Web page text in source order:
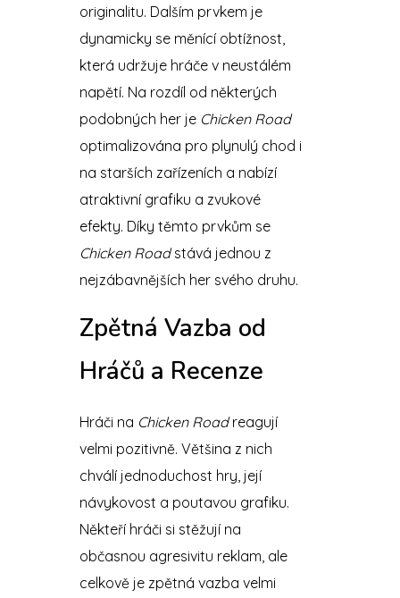
originalitu. Dalším prvkem je
dynamicky se měnící obtížnost,
která udržuje hráče v neustálém
napětí. Na rozdíl od některých
podobných her je Chicken Road
optimalizována pro plynulý chod i
na starších zařízeních a nabízí
atraktivní grafiku a zvukové
efekty. Díky těmto prvkům se
Chicken Roadstává jednou z
nejzábavnějších her svého druhu.
Zpětná Vazba od
Hráčů a Recenze
Hráči na Chicken Roadreagují
velmi pozitivně. Většina z nich
chválí jednoduchost hry, její
návykovost a poutavou grafiku.
Někteří hráči si stěžují na
občasnou agresivitu reklam, ale
celkově je zpětná vazba velmi